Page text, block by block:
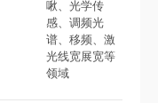
啾、光学传
感、调频光
谱、移频、激
光线宽展宽等
领域